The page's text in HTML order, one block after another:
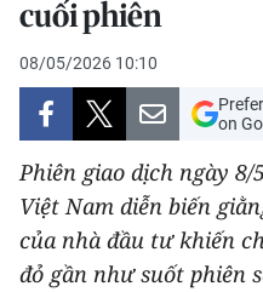
KINH TẾ
VĂN HÓA
XÃ HỘI
PHÁP LUẬT
DU LỊCH
cuối phiên
08/05/2026 10:10
on
Phiên giao dịch ngày 8/
Việt Nam diễn biến
của nhà đầu tư khiến
đỏ gần như suốt phiên